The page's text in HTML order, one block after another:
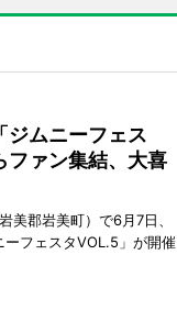
ジムニーフェス
ァン集結、大喜
美郡岩美町）で6月7日、
ーフェスタVOL.5」が開催